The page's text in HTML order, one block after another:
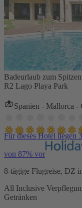
Badeurlaub zum
R2 Lago Playa Park
Spanien - Mallorca -
Für dieses Hotel liegen
von 87% vor
8-tägige Flugreise, DZ
All Inclusive
Getränken